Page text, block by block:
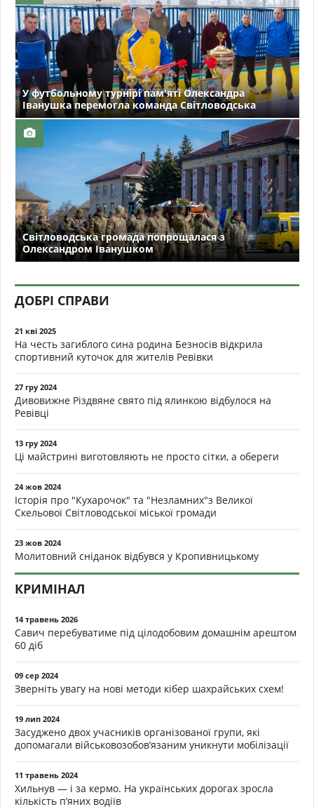
У футбольному турнірі пам'яті Олександра
Іванушка перемогла команда Світловодська
Світловодська громада попрощалася з
Олександром Іванушком
ДОБРІ СПРАВИ
21 кві 2025
На честь загиблого сина родина Безносів відкрила
спортивний куточок для жителів Ревівки
27 гру 2024
Дивовижне Різдвяне свято під ялинкою відбулося на
Ревівці
13 гру 2024
Ці майстрині виготовляють не просто сітки, а обереги
24 жов 2024
Історія про "Кухарочок" та "Незламних"з Великої
Скельової Світловодської міської громади
23 жов 2024
Молитовний сніданок відбувся у Кропивницькому
КРИМІНАЛ
14 травень 2026
Савич перебуватиме під цілодобовим домашнім арештом
60 діб
09 сер 2024
Зверніть увагу на нові методи кібер шахрайських схем!
19 лип 2024
Засуджено двох учасників організованої групи, які
допомагали військовозобов’язаним уникнути мобілізації
11 травень 2024
Хильнув — і за кермо. На українських дорогах зросла
кількість п’яних водіїв